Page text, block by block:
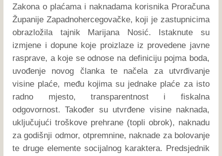
Zakona o plaćama i naknadama korisnika Proračuna
Županije Zapadnohercegovačke, koji je zastupnicima
obrazložila tajnik Marijana Nosić. Istaknute su
izmjene i dopune koje proizlaze iz provedene javne
rasprave, a koje se odnose na definiciju pojma boda,
uvođenje novog članka te načela za utvrđivanje
visine plaće, među kojima su jednake plaće za isto
radno mjesto, transparentnost i fiskalna
odgovornost. Također su utvrđene visine naknada,
uključujući troškove prehrane (topli obrok), naknadu
za godišnji odmor, otpremnine, naknade za bolovanje
te druge elemente socijalnog karaktera. Predsjednik